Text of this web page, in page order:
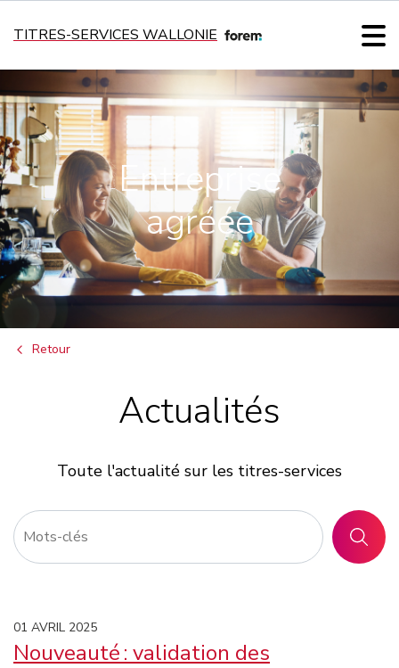
TITRES-SERVICES WALLONIE
Entreprise
agréée
Retour
Actualités
Toute l'actualité sur les titres-services
01 AVRIL 2025
Nouveauté : validation des
Page
Page 1
Page 3